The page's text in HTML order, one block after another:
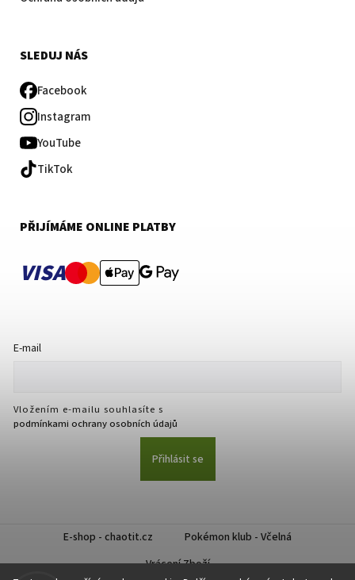
SLEDUJ NÁS
Facebook
Instagram
YouTube
TikTok
PŘIJÍMÁME ONLINE PLATBY
VISA
E-mail
Vložením e-mailu souhlasíte s
podmínkami ochrany osobních údajů
Přihlásit se
E-shop - chaotit.cz
Pokémon klub - Včelná
Vrácení Zboží